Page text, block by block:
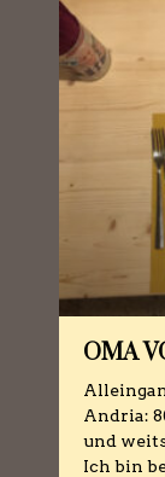
OMA
Andria:
und
Ich bin